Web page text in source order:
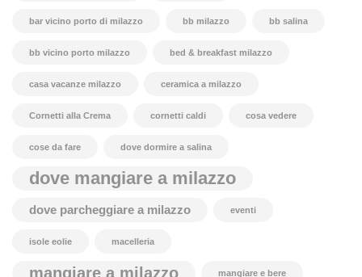
bar vicino porto di milazzo bb milazzo bb salina
bb vicino porto milazzo bed & breakfast milazzo
casa vacanze milazzo ceramica a milazzo
Cornetti alla Crema cornetti caldi cosa vedere
cose da fare dove dormire a salina
dove mangiare a milazzo
dove parcheggiare a milazzo eventi
isole eolie macelleria
mangiare a milazzo mangiare e bere